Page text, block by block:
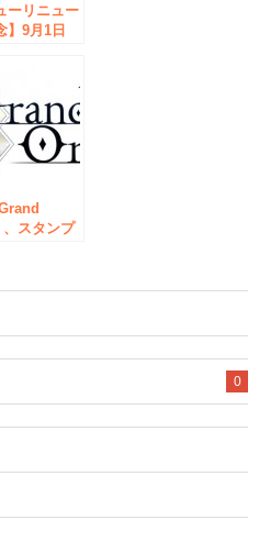
ーリニュー
】9月1日
予約でご来
いた方全員
ーグやオマ
、鴨など12
ットやイン
必至の12種
プ、全24品
！
スタンプ
0